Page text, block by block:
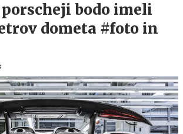
bodo imeli
dometa #foto in